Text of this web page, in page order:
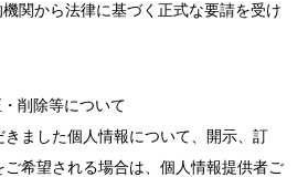
関から法律に基づく正式な要請を受け
削除等について
ました個人情報について、開示、訂
希望される場合は、個人情報提供者ご